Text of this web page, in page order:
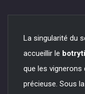
La singularité du
accueillir le
que les vignerons
précieuse. Sous